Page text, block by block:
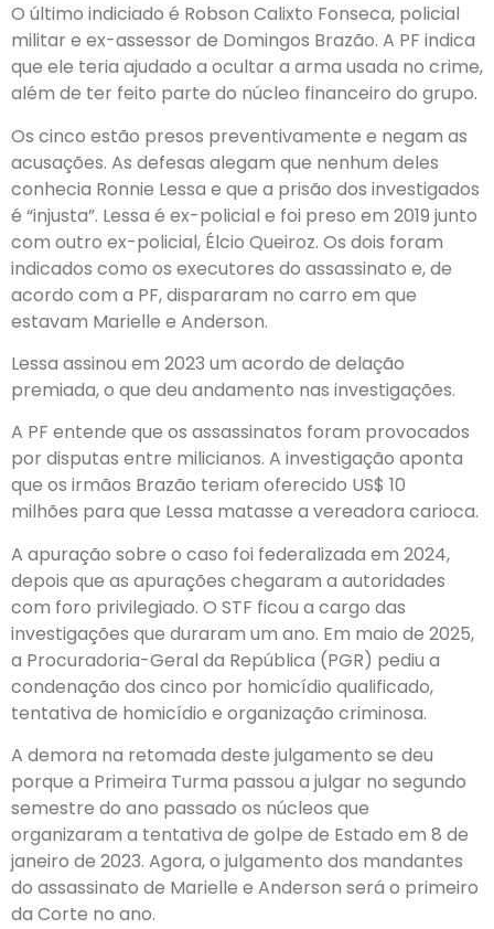
O último indiciado é Robson Calixto Fonseca, policial
militar e ex-assessor de Domingos Brazão. A PF indica
que ele teria ajudado a ocultar a arma usada no crime,
além de ter feito parte do núcleo financeiro do grupo.
Os cinco estão presos preventivamente e negam as
acusações. As defesas alegam que nenhum deles
conhecia Ronnie Lessa e que a prisão dos investigados
é “injusta”. Lessa é ex-policial e foi preso em 2019 junto
com outro ex-policial, Élcio Queiroz. Os dois foram
indicados como os executores do assassinato e, de
acordo com a PF, dispararam no carro em que
estavam Marielle e Anderson.
Lessa assinou em 2023 um acordo de delação
premiada, o que deu andamento nas investigações.
A PF entende que os assassinatos foram provocados
por disputas entre milicianos. A investigação aponta
que os irmãos Brazão teriam oferecido US$ 10
milhões para que Lessa matasse a vereadora carioca.
A apuração sobre o caso foi federalizada em 2024,
depois que as apurações chegaram a autoridades
com foro privilegiado. O STF ficou a cargo das
investigações que duraram um ano. Em maio de 2025,
a Procuradoria-Geral da República (PGR) pediu a
condenação dos cinco por homicídio qualificado,
tentativa de homicídio e organização criminosa.
A demora na retomada deste julgamento se deu
porque a Primeira Turma passou a julgar no segundo
semestre do ano passado os núcleos que
organizaram a tentativa de golpe de Estado em 8 de
janeiro de 2023. Agora, o julgamento dos mandantes
do assassinato de Marielle e Anderson será o primeiro
da Corte no ano.